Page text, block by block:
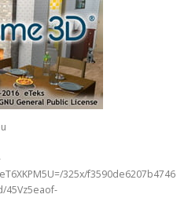
325x/f3590de6207b4746
45Vz5eaof-